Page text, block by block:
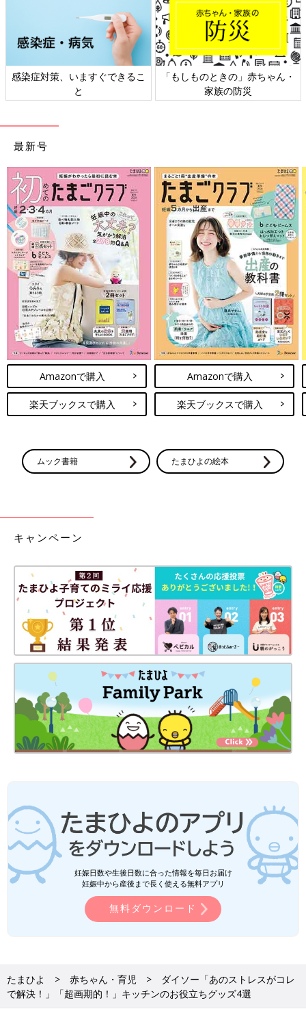
感染症対策、いますぐできるこ
と
「もしものときの」赤ちゃん・
家族の防災
最新号
Amazonで購入
楽天ブックスで購入
Amazonで購入
楽天ブックスで購入
ムック書籍 たまひよの絵本
キャンペーン
妊娠日数や生後日数に合った情報を毎日お届け
妊娠中から産後まで長く使える無料アプリ
無料ダウンロード
たまひよ 赤ちゃん・育児
ダイソー「あのストレスがコレ
で解決！」「超画期的！」キッチンのお役立ちグッズ4選